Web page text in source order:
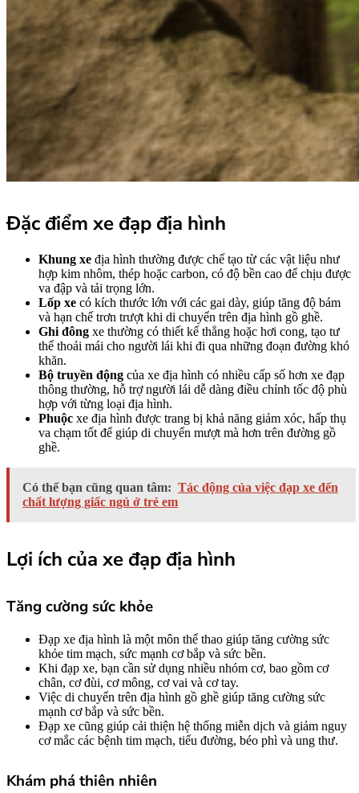
Đặc điểm xe đạp địa hình
Khung xe địa hình thường được chế tạo từ các vật liệu như
hợp kim nhôm, thép hoặc carbon, có độ bền cao để chịu được
va đập và tải trọng lớn.
Lốp xe có kích thước lớn với các gai dày, giúp tăng độ bám
và hạn chế trơn trượt khi di chuyển trên địa hình gồ ghề.
Ghi đông xe thường có thiết kế thẳng hoặc hơi cong, tạo tư
thế thoải mái cho người lái khi đi qua những đoạn đường khó
khăn.
Bộ truyền động của xe địa hình có nhiều cấp số hơn xe đạp
thông thường, hỗ trợ người lái dễ dàng điều chỉnh tốc độ phù
hợp với từng loại địa hình.
Phuộc xe địa hình được trang bị khả năng giảm xóc, hấp thụ
va chạm tốt để giúp di chuyển mượt mà hơn trên đường gồ
ghề.
Có thể bạn cũng quan tâm: Tác động của việc đạp xe đến
chất lượng giấc ngủ ở trẻ em
Lợi ích của xe đạp địa hình
Tăng cường sức khỏe
Đạp xe địa hình là một môn thể thao giúp tăng cường sức
khỏe tim mạch, sức mạnh cơ bắp và sức bền.
Khi đạp xe, bạn cần sử dụng nhiều nhóm cơ, bao gồm cơ
chân, cơ đùi, cơ mông, cơ vai và cơ tay.
Việc di chuyển trên địa hình gồ ghề giúp tăng cường sức
mạnh cơ bắp và sức bền.
Đạp xe cũng giúp cải thiện hệ thống miễn dịch và giảm nguy
cơ mắc các bệnh tim mạch, tiểu đường, béo phì và ung thư.
Khám phá thiên nhiên